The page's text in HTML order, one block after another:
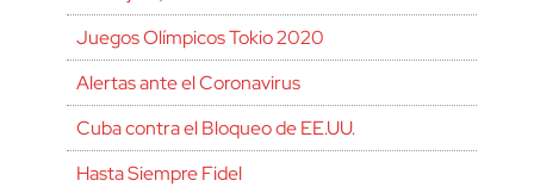
Juegos Olímpicos Tokio 2020
Alertas ante el Coronavirus
Cuba contra el Bloqueo de EE.UU.
Hasta Siempre Fidel